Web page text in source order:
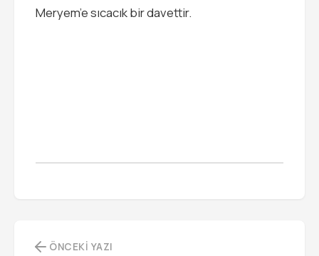
Meryem’e sıcacık bir davettir.
ÖNCEKI YAZI